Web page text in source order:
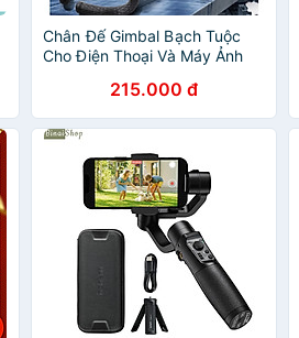
Chân Đế Gimbal Bạch Tuộc
Cho Điện Thoại Và Máy Ảnh
215.000 đ